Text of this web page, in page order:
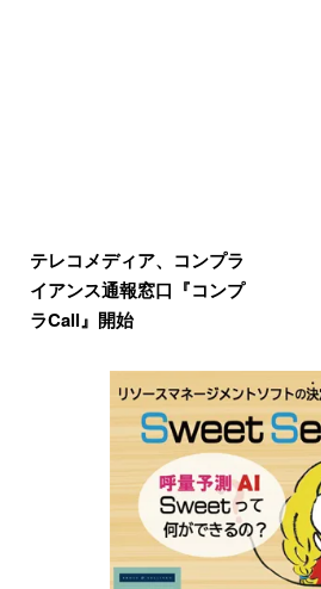
テレコメディア、コンプラ
イアンス通報窓口『コンプ
ラCall』開始